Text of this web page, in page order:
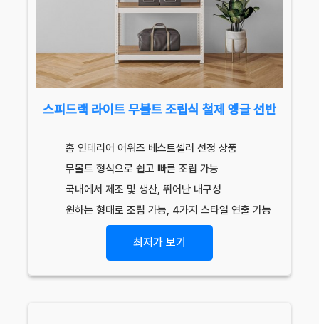
스피드랙 라이트 무볼트 조립식 철제 앵글 선반
홈 인테리어 어워즈 베스트셀러 선정 상품
무볼트 형식으로 쉽고 빠른 조립 가능
국내에서 제조 및 생산, 뛰어난 내구성
원하는 형태로 조립 가능, 4가지 스타일 연출 가능
최저가 보기